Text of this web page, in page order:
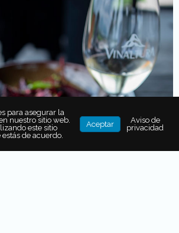
para asegurar la
nuestro sitio web.
este sitio
de acuerdo.
Aceptar
Aviso de
privacidad